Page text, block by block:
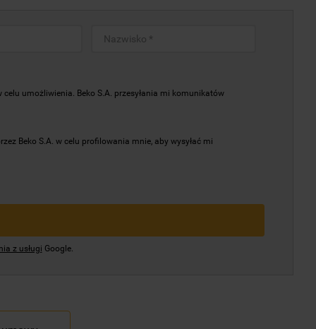
umożliwienia. Beko S.A. przesyłania mi komunikatów
Beko S.A. w celu profilowania mnie, aby wysyłać mi
z usługi Google.